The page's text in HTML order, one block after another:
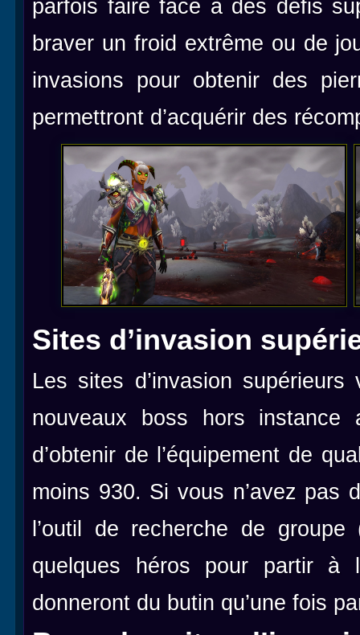
parfois faire face à des défis
braver un froid extrême ou de
invasions pour obtenir des
permettront d’acquérir des
Sites d’invasion
Les sites d’invasion supérieurs
nouveaux boss hors
d’obtenir de l’équipement de
moins 930. Si vous n’avez pas
l’outil de recherche de
quelques héros pour partir à
donneront du butin qu’une fois